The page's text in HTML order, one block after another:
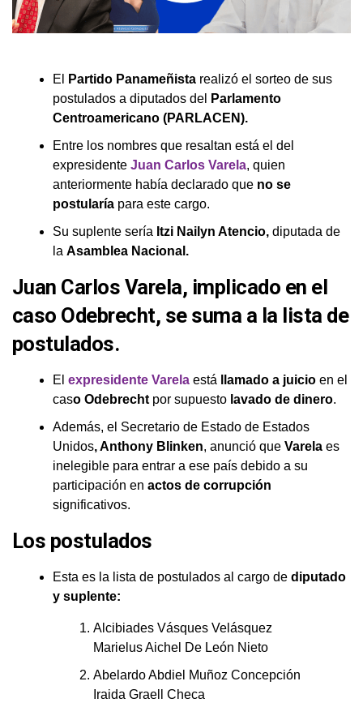
El Partido Panameñista realizó el sorteo de sus
postulados a diputados del
Parlamento
Centroamericano (PARLACEN).
Entre los nombres que resaltan está el del
expresidente Juan Carlos Varela, quien
anteriormente había declarado que no se
postularía para este cargo.
Su suplente sería Itzi Nailyn Atencio, diputada de
la Asamblea Nacional.
Juan Carlos Varela, implicado en el
caso Odebrecht, se suma a la lista de
postulados.
El expresidente Varela está llamado a juicio en el
caso Odebrecht por supuesto lavado de dinero.
Además, el Secretario de Estado de Estados
Unidos, Anthony Blinken, anunció que Varela es
inelegible para entrar a ese país debido a su
participación en actos de corrupción
significativos.
Los postulados
Esta es la lista de postulados al cargo de diputado
y suplente:
Alcibiades Vásques Velásquez
Marielus Aichel De León Nieto
Abelardo Abdiel Muñoz Concepción
Iraida Graell Checa